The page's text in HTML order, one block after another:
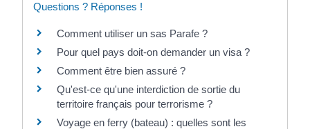
Questions ? Réponses !
Comment utiliser un sas Parafe ?
Pour quel pays doit-on demander un visa ?
Comment être bien assuré ?
Qu'est-ce qu'une interdiction de sortie du
territoire français pour terrorisme ?
Voyage en ferry (bateau) : quelles sont les